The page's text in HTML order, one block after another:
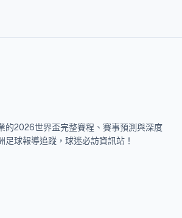
的2026世界盃完整賽程、賽事預測與深度
足球報導追蹤，球迷必訪資訊站！